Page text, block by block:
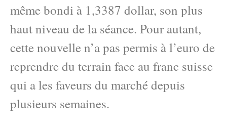
même bondi à 1,3387 dollar, son plus
haut niveau de la séance. Pour autant,
cette nouvelle n’a pas permis à l’euro de
reprendre du terrain face au franc suisse
qui a les faveurs du marché depuis
plusieurs semaines.